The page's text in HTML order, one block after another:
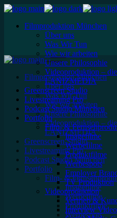
Filmproduktion München
Über uns
Was Wir Tun
Wie wir arbeiten
Unsere Philosophie
Videoproduktion –
LANIZMEDIA
Greenscreen Studio
Livestreaming Pro
Podcast Studio München
Portfolio
Film- &
Imagefilme
Werbefilme
Produktfilme
Werbespots
Employer
TV Produktion
Videoproduktion
Vertrieb &
Interview
Filmproduktion München
Über uns
Was Wir Tun
Wie wir arbeiten
Unsere Philosophie
Videoproduktion –
LANIZMEDIA
Greenscreen Studio
Livestreaming Pro
Podcast Studio München
Portfolio
Film- &
Imagefilme
Werbefilme
Produktfilme
Werbespots